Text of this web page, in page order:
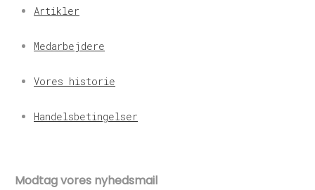
Artikler
Medarbejdere
Vores historie
Handelsbetingelser
Modtag vores nyhedsmail